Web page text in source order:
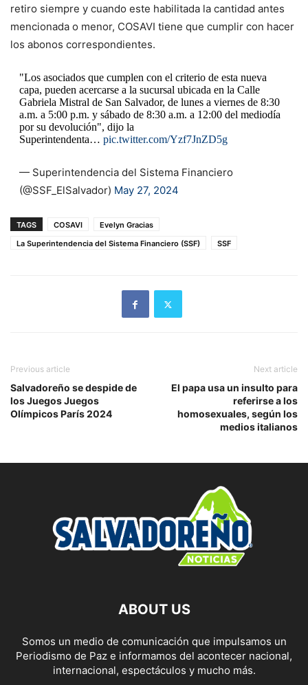
retiro siempre y cuando este habilitada la cantidad antes
mencionada o menor, COSAVI tiene que cumplir con hacer
los abonos correspondientes.
"Los asociados que cumplen con el criterio de esta nueva
capa, pueden acercarse a la sucursal ubicada en la Calle
Gabriela Mistral de San Salvador, de lunes a viernes de 8:30
a.m. a 5:00 p.m. y sábado de 8:30 a.m. a 12:00 del mediodía
por su devolución", dijo la
Superintendenta… pic.twitter.com/Yzf7JnZD5g
— Superintendencia del Sistema Financiero
(@SSF_ElSalvador) May 27, 2024
TAGS COSAVI
Evelyn Gracias
La Superintendencia del Sistema Financiero (SSF)
SSF
Previous article
Salvadoreño se despide de
los Juegos Juegos
Olímpicos París 2024
Next article
El papa usa un insulto para
referirse a los
homosexuales, según los
medios italianos
ABOUT US
Somos un medio de comunicación que impulsamos un
Periodismo de Paz e informamos del acontecer nacional,
internacional, espectáculos y mucho más.